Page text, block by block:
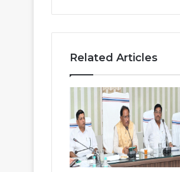
Related Articles